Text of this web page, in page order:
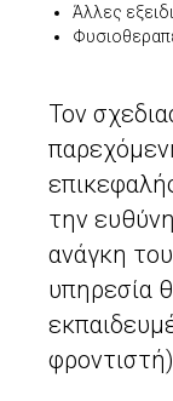
Άλλες
Τον
την
ανάγκη
υπηρεσία